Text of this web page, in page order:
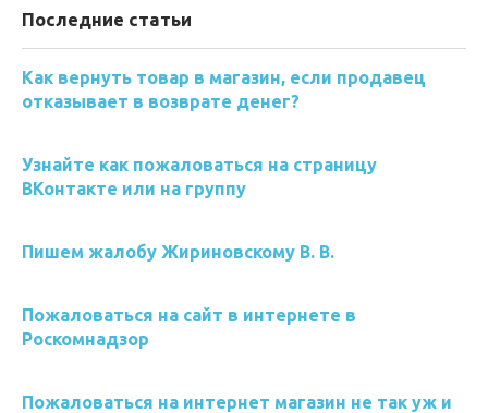
Последние статьи
Как вернуть товар в магазин, если продавец
отказывает в возврате денег?
Узнайте как пожаловаться на страницу
ВКонтакте или на группу
Пишем жалобу Жириновскому В. В.
Пожаловаться на сайт в интернете в
Роскомнадзор
Пожаловаться на интернет магазин не так уж и